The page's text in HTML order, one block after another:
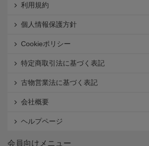
利用規約
個人情報保護方針
Cookieポリシー
特定商取引法に基づく表記
古物営業法に基づく表記
会社概要
ヘルプページ
会員向けメニュー